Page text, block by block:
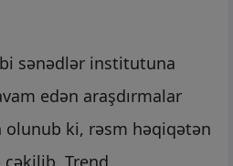
sənədlər institutuna
edən araşdırmalar
olunub ki, rəsm həqiqətən
Trend